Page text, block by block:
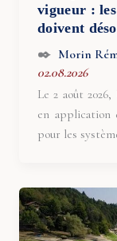
vigueur :
doivent
Morin
02.08.2026
Le 2 août
en application
pour les